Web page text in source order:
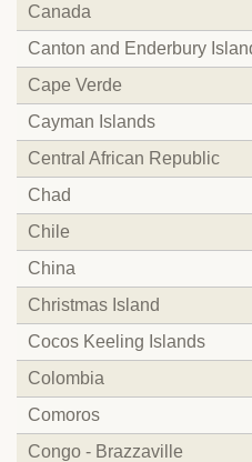
Canada
Canton and Enderbury
Cape Verde
Cayman Islands
Central African Republic
Chad
Chile
China
Christmas Island
Cocos Keeling Islands
Colombia
Comoros
Congo - Brazzaville